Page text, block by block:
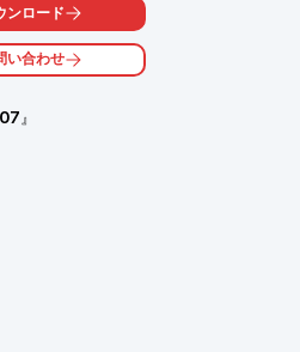
クト設計
ンロード
い合わせ
』